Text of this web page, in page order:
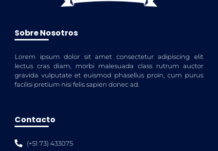
Sobre Nosotros
Lorem ipsum dolor sit amet consectetur adipiscing elit
lectus cras diam, morbi malesuada class rutrum auctor
gravida vulputate et euismod phasellus proin, cum purus
facilisi pretium nisi felis sapien donec ad.
Contacto
(+51 73) 433075